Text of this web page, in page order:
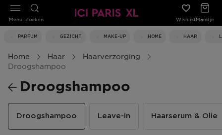
Zoeken WishlistMandje
PARFUM GEZICHT MAKE-UP HOME HAAR
Menu
Home Haar
Haarverzorging
Droogshampoo
Droogshampoo
Droogshampoo Leave-in Haarserum & Olie